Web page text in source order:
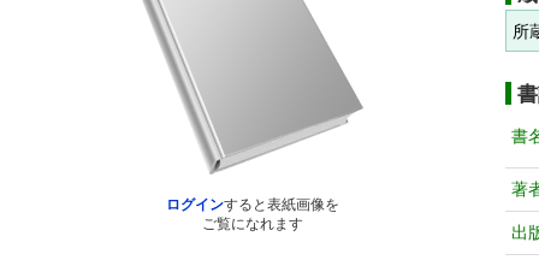
ログインすると表紙画像を
ご覧になれます
所
書
著
出